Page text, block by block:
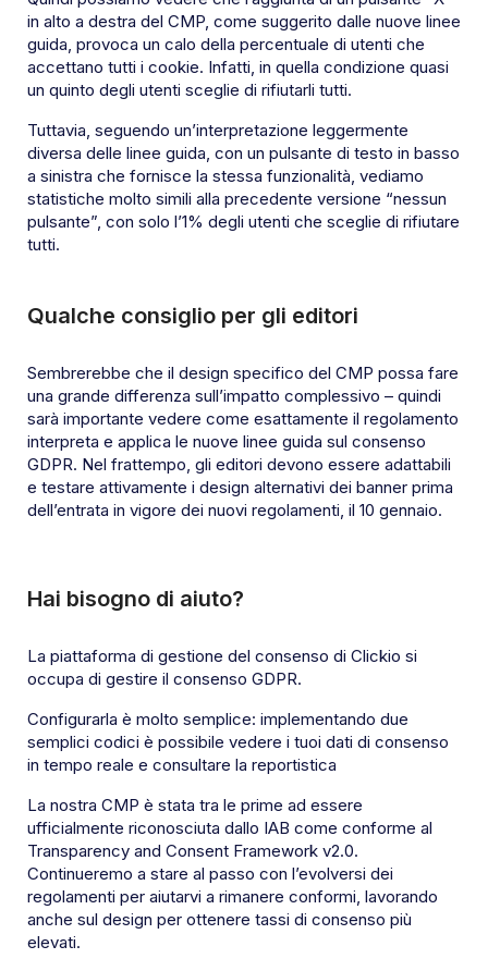
in alto a destra del CMP, come suggerito dalle nuove linee
guida, provoca un calo della percentuale di utenti che
accettano tutti i cookie. Infatti, in quella condizione quasi
un quinto degli utenti sceglie di rifiutarli tutti.
Tuttavia, seguendo un’interpretazione leggermente
diversa delle linee guida, con un pulsante di testo in basso
a sinistra che fornisce la stessa funzionalità, vediamo
statistiche molto simili alla precedente versione “nessun
pulsante”, con solo l’1% degli utenti che sceglie di rifiutare
tutti.
Qualche consiglio per gli editori
Sembrerebbe che il design specifico del CMP possa fare
una grande differenza sull’impatto complessivo – quindi
sarà importante vedere come esattamente il regolamento
interpreta e applica le nuove linee guida sul consenso
GDPR. Nel frattempo, gli editori devono essere adattabili
e testare attivamente i design alternativi dei banner prima
dell’entrata in vigore dei nuovi regolamenti, il 10 gennaio.
Hai bisogno di aiuto?
La piattaforma di gestione del consenso di Clickio si
occupa di gestire il consenso GDPR.
Configurarla è molto semplice: implementando due
semplici codici è possibile vedere i tuoi dati di consenso
in tempo reale e consultare la reportistica
La nostra CMP è stata tra le prime ad essere
ufficialmente riconosciuta dallo IAB come conforme al
Transparency and Consent Framework v2.0.
Continueremo a stare al passo con l’evolversi dei
regolamenti per aiutarvi a rimanere conformi, lavorando
anche sul design per ottenere tassi di consenso più
elevati.